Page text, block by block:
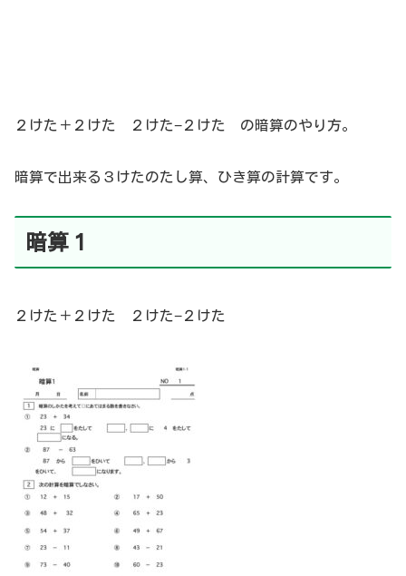
２けた＋２けた ２けた−２けた の暗算のやり方。
暗算で出来る３けたのたし算、ひき算の計算です。
暗算１
２けた＋２けた ２けた−２けた